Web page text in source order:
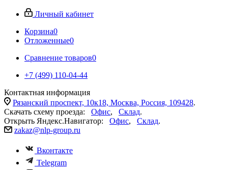
Личный кабинет
Корзина0
Отложенные0
Сравнение товаров0
+7 (499) 110-04-44
Контактная информация
Рязанский проспект, 10к18, Москва, Россия, 109428.
Скачать схему проезда: Офис, Склад.
Открыть Яндекс.Навигатор: Офис, Склад.
zakaz@nlp-group.ru
Вконтакте
Telegram